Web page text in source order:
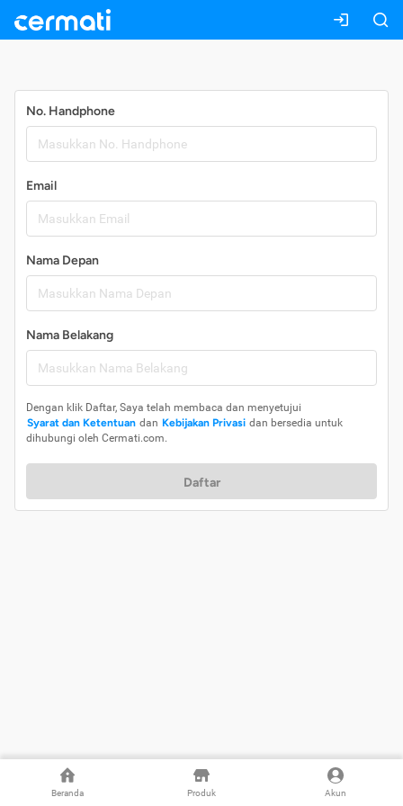
Beranda Produk Akun
No. Handphone
Email
Nama Depan
Nama Belakang
Dengan klik Daftar, Saya telah membaca dan menyetujui
Syarat dan Ketentuan dan Kebijakan Privasi dan bersedia untuk
dihubungi oleh Cermati.com.
Daftar